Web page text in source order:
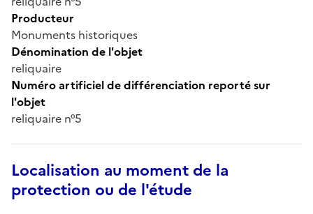
Producteur
Monuments historiques
Dénomination de l'objet
reliquaire
Numéro artificiel de différenciation reporté sur
l'objet
reliquaire n°5
Localisation au moment de la
protection ou de l'étude